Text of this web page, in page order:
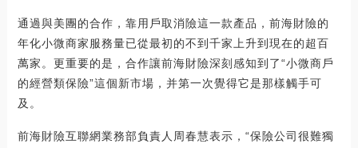
通過與美團的合作，靠用戶取消險這一款產品，前海財險的
年化小微商家服務量已從最初的不到千家上升到現在的超百
萬家。更重要的是，合作讓前海財險深刻感知到了“小微商戶
的經營類保險”這個新市場，并第一次覺得它是那樣觸手可
及。
前海財險互聯網業務部負責人周春慧表示，“保險公司很難獨